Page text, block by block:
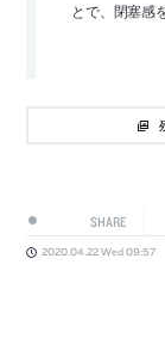
とで、閉塞感
SHARE
2020.04.22 Wed 09:57